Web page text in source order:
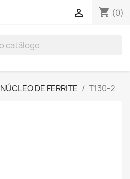
shopping_cart (0)

NÚCLEO DE FERRITE T130-2